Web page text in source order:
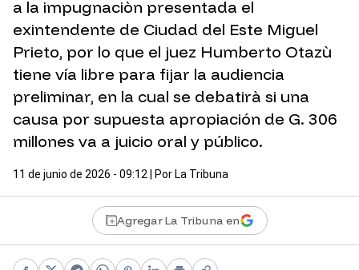
a la impugnaciòn presentada el
exintendente de Ciudad del Este Miguel
Prieto, por lo que el juez Humberto Otazù
tiene vía libre para fijar la audiencia
preliminar, en la cual se debatirà si una
causa por supuesta apropiación de G. 306
millones va a juicio oral y público.
11 de junio de 2026 - 09:12 | Por La Tribuna
Agregar La Tribuna en